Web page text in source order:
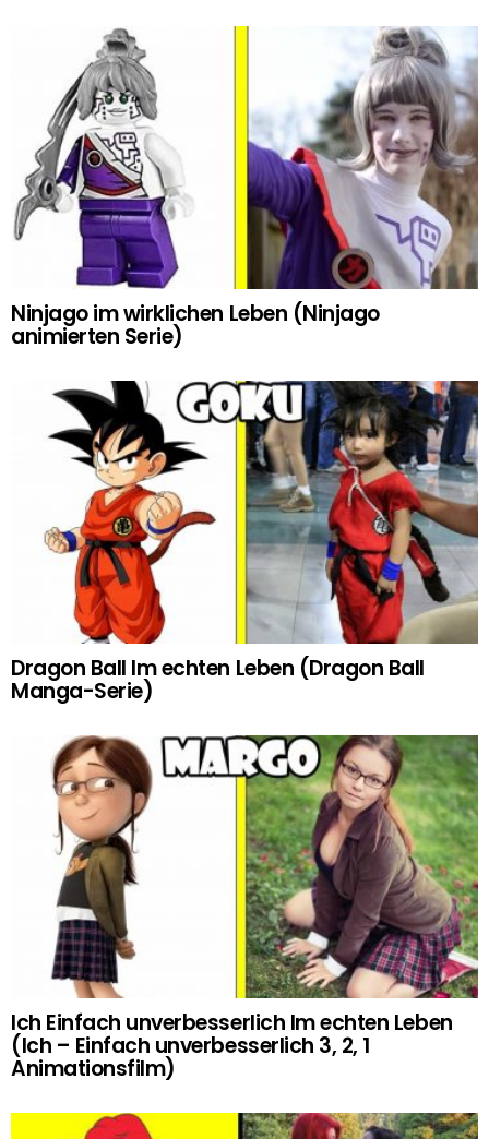
Ninjago im wirklichen Leben (Ninjago
animierten Serie)
Dragon Ball Im echten Leben (Dragon Ball
Manga-Serie)
Ich Einfach unverbesserlich Im echten Leben
(Ich – Einfach unverbesserlich 3, 2, 1
Animationsfilm)